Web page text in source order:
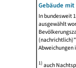
Gebäude
In bundesweit
ausgewählt
Abweichungen
1)auch